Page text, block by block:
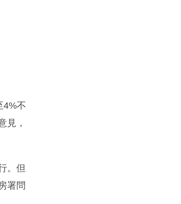
4%不
見，
。但
署問